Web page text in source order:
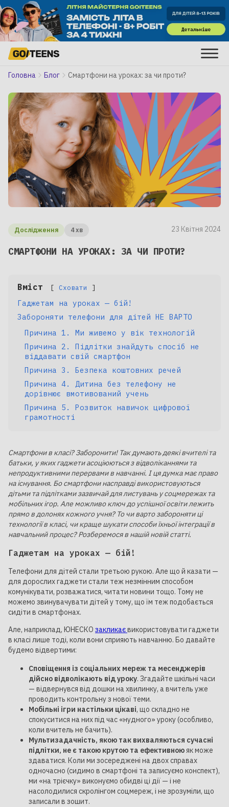
Головна Блог Смартфони на уроках: за чи проти?
Дослідження 4 хв 23 Квітня 2024
СМАРТФОНИ НА УРОКАХ: ЗА ЧИ ПРОТИ?
Вміст Сховати
Гаджетам на уроках — бій!
Забороняти телефони для дітей НЕ ВАРТО
Причина 1. Ми живемо у вік технологій
Причина 2. Підлітки знайдуть спосіб не
віддавати свій смартфон
Причина 3. Безпека коштовних речей
Причина 4. Дитина без телефону не
дорівнює вмотивований учень
Причина 5. Розвиток навичок цифрової
грамотності
Смартфони в класі? Заборонити! Так думають деякі вчителі та
батьки, у яких гаджети асоціюються з відволіканнями та
непродуктивними перервами в навчанні. І ця думка має право
на існування. Бо смартфони насправді використовуються
дітьми та підлітками зазвичай для листувань у соцмережах та
мобільних ігор. Але можливо ключ до успішної освіти лежить
прямо в долонях кожного учня? То чи варто забороняти ці
технології в класі, чи краще шукати способи їхньої інтеграції в
навчальний процес? Розберемося в нашій новій статті.
Гаджетам на уроках — бій!
Телефони для дітей стали третьою рукою. Але що й казати —
для дорослих гаджети стали теж незмінним способом
комунікувати, розважатися, читати новини тощо. Тому не
можемо звинувачувати дітей у тому, що їм теж подобається
сидіти в смартфонах.
Але, наприклад, ЮНЕСКО закликаєвикористовувати гаджети
в класі лише тоді, коли вони сприяють навчанню. Бо давайте
будемо відвертими:
Сповіщення із соціальних мереж та месенджерів
дійсно відволікають від уроку. Згадайте шкільні часи
— відвернувся від дошки на хвилинку, а вчитель уже
проводить контрольну з нової теми.
Мобільні ігри настільки цікаві, що складно не
спокуситися на них під час «нудного» уроку (особливо,
коли вчитель не бачить).
Мультизадачність, якою так вихваляються сучасні
підлітки, не є такою крутою та ефективноюяк може
здаватися. Коли ми зосереджені на двох справах
одночасно (сидимо в смартфоні та записуємо конспект),
ми «на трієчку» виконуємо обидві ці дії — і не
насолодилися скролінгом соцмереж, і не зрозуміли, що
записали в зошит.